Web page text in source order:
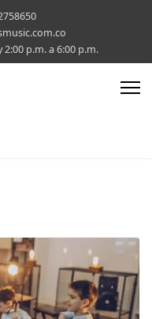
2:00 p.m. a 6:00 p.m.